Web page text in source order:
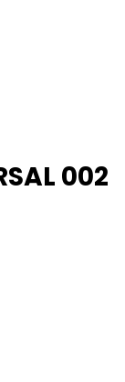
002